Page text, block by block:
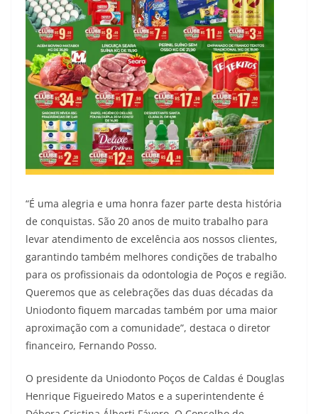
“É uma alegria e uma honra fazer parte desta história
de conquistas. São 20 anos de muito trabalho para
levar atendimento de excelência aos nossos clientes,
garantindo também melhores condições de trabalho
para os profissionais da odontologia de Poços e região.
Queremos que as celebrações das duas décadas da
Uniodonto fiquem marcadas também por uma maior
aproximação com a comunidade”, destaca o diretor
financeiro, Fernando Posso.
O presidente da Uniodonto Poços de Caldas é Douglas
Henrique Figueiredo Matos e a superintendente é